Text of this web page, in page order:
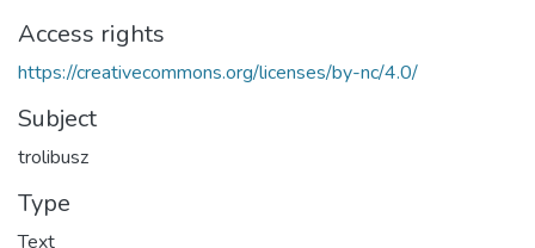
Access rights
https://creativecommons.org/licenses/by-nc/4.0/
Subject
trolibusz
Type
Text